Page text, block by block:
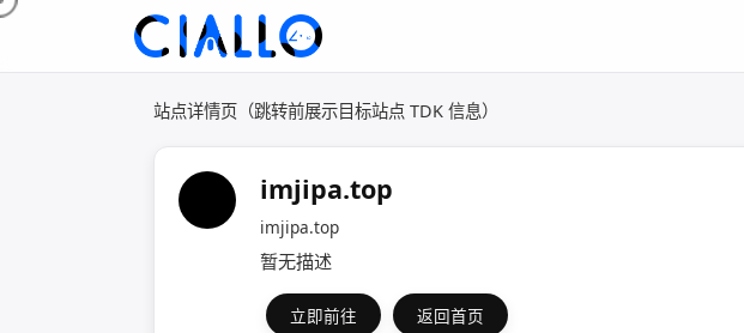
站点详情页（跳转前展示目标站点 TDK 信息）
imjipa.top
imjipa.top
暂无描述
立即前往 返回首页